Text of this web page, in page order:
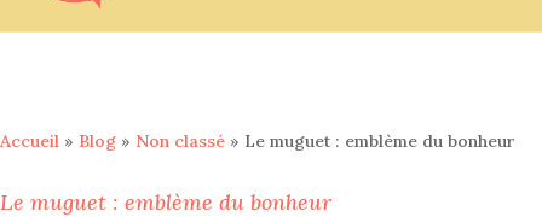
Accueil » Blog » Non classé » Le muguet : emblème du bonheur
Le muguet : emblème du bonheur